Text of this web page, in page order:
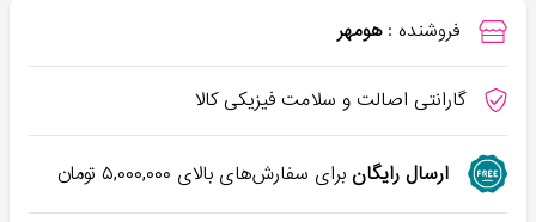
فروشنده : هومهر
گارانتی اصالت و سلامت فیزیکی کالا
ارسال رایگانبرای سفارش‌های بالای ۵,۰۰۰,۰۰۰تومان